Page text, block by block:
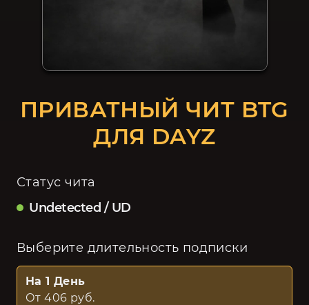
ПРИВАТНЫЙ ЧИТ BTG
ДЛЯ DAYZ
Статус чита
Undetected / UD
Выберите длительность подписки
На 1 День
От 406 руб.